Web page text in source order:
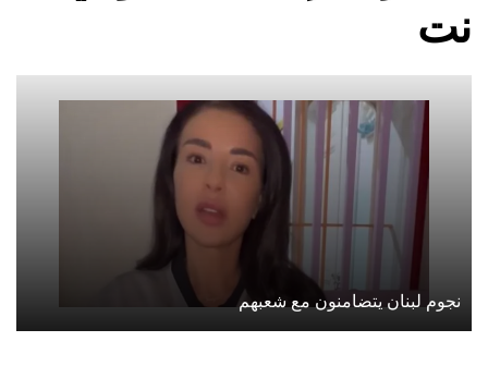
نت
نجوم لبنان يتضامنون مع شعبهم